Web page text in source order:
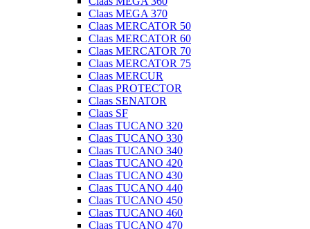
Claas MEGA 370
Claas MERCATOR 50
Claas MERCATOR 60
Claas MERCATOR 70
Claas MERCATOR 75
Claas MERCUR
Claas PROTECTOR
Claas SENATOR
Claas SF
Claas TUCANO 320
Claas TUCANO 330
Claas TUCANO 340
Claas TUCANO 420
Claas TUCANO 430
Claas TUCANO 440
Claas TUCANO 450
Claas TUCANO 460
Claas TUCANO 470